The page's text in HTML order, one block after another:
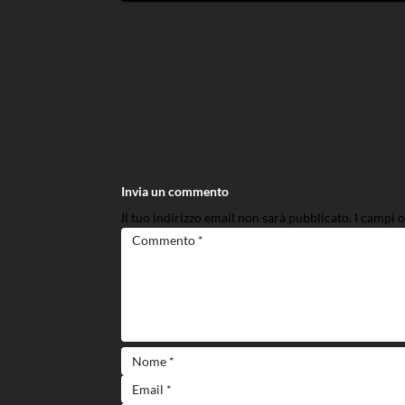
Invia un commento
Il tuo indirizzo email non sarà pubblicato. I campi